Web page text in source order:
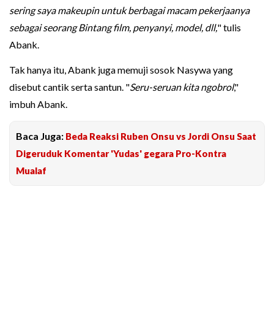
sering saya makeupin untuk berbagai macam pekerjaanya
sebagai seorang Bintang film, penyanyi, model, dll," tulis
Abank.
Tak hanya itu, Abank juga memuji sosok Nasywa yang
disebut cantik serta santun. "Seru-seruan kita ngobrol,"
imbuh Abank.
Baca Juga: Beda Reaksi Ruben Onsu vs Jordi Onsu Saat
Digeruduk Komentar 'Yudas' gegara Pro-Kontra
Mualaf